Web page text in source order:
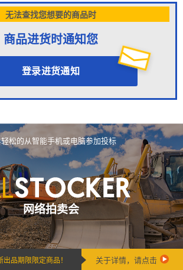
无法查找您想要的商品时
商品进货时通知您
登录进货通知
松的从智能手机或电脑参加投标
网络拍卖会
品期限限定商品！ 关于详情，请点击